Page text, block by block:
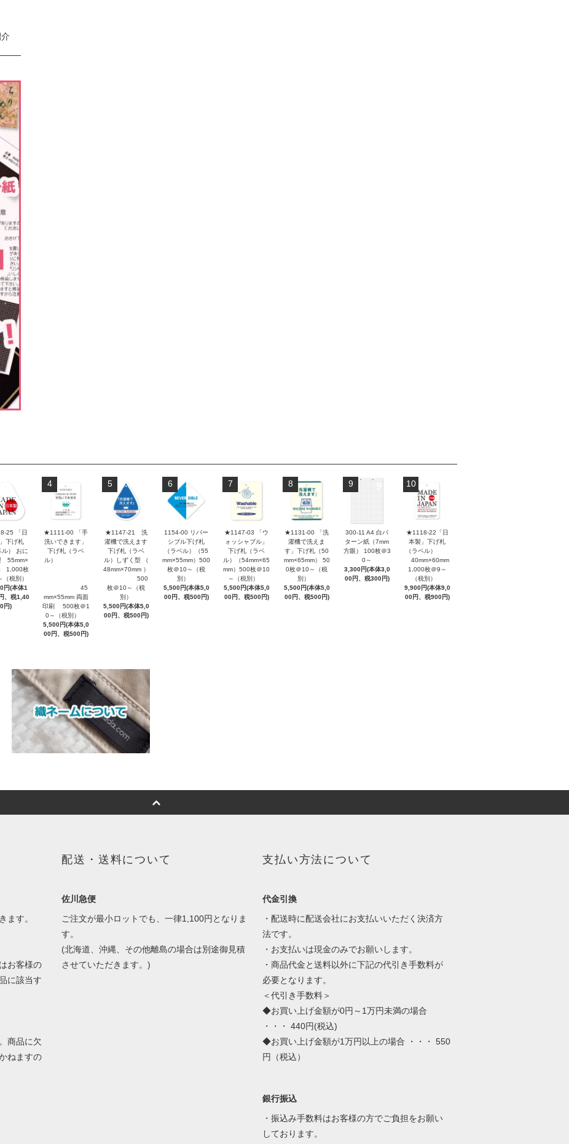
25 「日
下げ札
ル） おに
55mm×
1,000枚
（税別）
円(本体1
、税1,40
0円)
4
★1111-00 「手
洗いできます」
下げ札（ラベ
ル）
45
mm×55mm 両面
印刷 500枚＠1
0～（税別）
5,500円(本体5,0
00円、税500円)
5
★1147-21 洗
濯機で洗えます
下げ札（ラベ
ル）しずく型 （
48mm×70mm ）
500
枚＠10～（税
別）
5,500円(本体5,0
00円、税500円)
6
1154-00 リバー
シブル下げ札
（ラベル）（55
mm×55mm）500
枚＠10～（税
別）
5,500円(本体5,0
00円、税500円)
7
★1147-03 「ウ
ォッシャブル」
下げ札（ラベ
ル）（54mm×65
mm）500枚＠10
～（税別）
5,500円(本体5,0
00円、税500円)
8
★1131-00 「洗
濯機で洗えま
す」下げ札（50
mm×65mm） 50
0枚＠10～（税
別）
5,500円(本体5,0
00円、税500円)
9
300-11 A4 白パ
ターン紙（7mm
方眼） 100枚＠3
0～
3,300円(本体3,0
00円、税300円)
10
★1118-22「日
本製」下げ札
（ラベル）
40mm×60mm
1,000枚＠9～
（税別）
9,900円(本体9,0
00円、税900円)
ます。
お客様の
に該当す
商品に欠
ねますの
配送・送料について
佐川急便
ご注文が最小ロットでも、一律1,100円となりま
す。
(北海道、沖縄、その他離島の場合は別途御見積
させていただきます。)
支払い方法について
代金引換
・配送時に配送会社にお支払いいただく決済方
法です。
・お支払いは現金のみでお願いします。
・商品代金と送料以外に下記の代引き手数料が
必要となります。
＜代引き手数料＞
◆お買い上げ金額が0円～1万円未満の場合
・・・ 440円(税込)
◆お買い上げ金額が1万円以上の場合 ・・・ 550
円（税込）
銀行振込
・振込み手数料はお客様の方でご負担をお願い
しております。